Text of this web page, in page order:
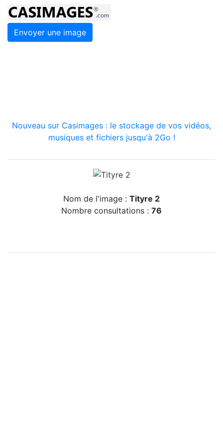
Envoyer une image
Nouveau sur Casimages : le stockage de vos vidéos,
musiques et fichiers jusqu'à 2Go !
Nom de l'image : Tityre 2
Nombre consultations : 76